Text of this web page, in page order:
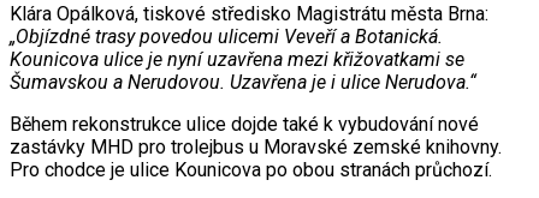
Klára Opálková, tiskové středisko Magistrátu města Brna:
„Objízdné trasy povedou ulicemi Veveří a Botanická.
Kounicova ulice je nyní uzavřena mezi křižovatkami se
Šumavskou a Nerudovou. Uzavřena je i ulice Nerudova.“
Během rekonstrukce ulice dojde také k vybudování nové
zastávky MHD pro trolejbus u Moravské zemské knihovny.
Pro chodce je ulice Kounicova po obou stranách průchozí.